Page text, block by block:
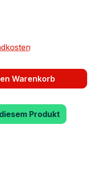
gewünschten
Warenkorb
Produkt